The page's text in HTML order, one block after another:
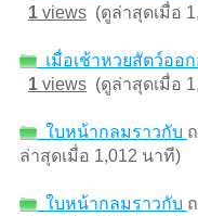
1views(ดูล่าสุดเมื่อ
เมื่อเช้าหวยสัตว์ออก
1views(ดูล่าสุดเมื่อ
ใบหน้ากลมราวกับ
ล่าสุดเมื่อ 1,012 นาที)
ใบหน้ากลมราวกับ